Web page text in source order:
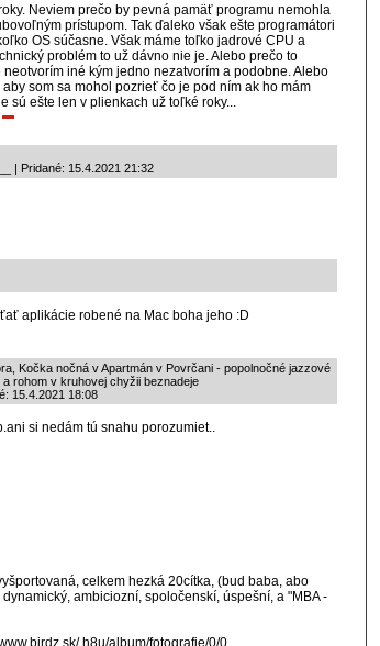
Neviem prečo by pevná pamäť programu nemohla
prístupom. Tak ďaleko však ešte programátori
OS súčasne. Však máme toľko jadrové CPU a
problém to už dávno nie je. Alebo prečo to
iné kým jedno nezatvorím a podobne. Alebo
som sa mohol pozrieť čo je pod ním ak ho mám
sú ešte len v plienkach už toľké roky...
| Pridané: 15.4.2021 21:32
aplikácie robené na Mac boha jeho :D
Kočka nočná v Apartmán v Povrčani - popolnočné jazzové
rohom v kruhovej chyžii beznadeje
15.4.2021 18:08
si nedám tú snahu porozumiet..
celkem hezká 20cítka, (bud baba, abo
ambiciozní, spoločenskí, úspešní, a "MBA -
h8u/album/fotografie/0/0